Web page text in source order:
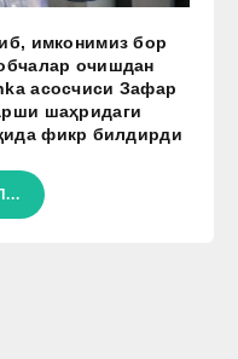
имконимиз бор
очишдан
асосчиси Зафар
шаҳридаги
фикр билдирди